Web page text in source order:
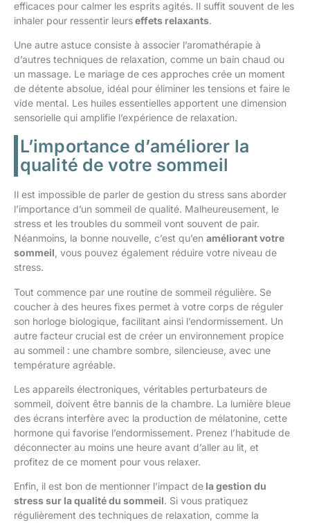
efficaces pour calmer les esprits agités. Il suffit souvent de les
inhaler pour ressentir leurseffets relaxants.
Une autre astuce consiste à associer l’aromathérapie à
d’autres techniques de relaxation, comme un bain chaud ou
un massage. Le mariage de ces approches crée un moment
de détente absolue, idéal pour éliminer les tensions et faire le
vide mental. Les huiles essentielles apportent une dimension
sensorielle qui amplifie l’expérience de relaxation.
L’importance d’améliorer la
qualité de votre sommeil
Il est impossible de parler de gestion du stress sans aborder
l’importance d’un sommeil de qualité. Malheureusement, le
stress et les troubles du sommeil vont souvent de pair.
Néanmoins, la bonne nouvelle, c’est qu’en améliorant votre
sommeil , vous pouvez également réduire votre niveau de
stress.
Tout commence par une routine de sommeil régulière. Se
coucher à des heures fixes permet à votre corps de réguler
son horloge biologique, facilitant ainsi l’endormissement. Un
autre facteur crucial est de créer un environnement propice
au sommeil : une chambre sombre, silencieuse, avec une
température agréable.
Les appareils électroniques, véritables perturbateurs de
sommeil, doivent être bannis de la chambre. La lumière bleue
des écrans interfère avec la production de mélatonine, cette
hormone qui favorise l’endormissement. Prenez l’habitude de
déconnecter au moins une heure avant d’aller au lit, et
profitez de ce moment pour vous relaxer.
Enfin, il est bon de mentionner l’impact de la gestion du
stress sur la qualité du sommeil. Si vous pratiquez
régulièrement des techniques de relaxation, comme la